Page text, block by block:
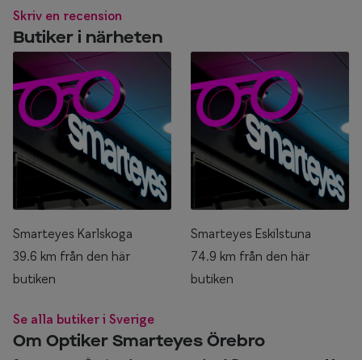
Skriv en recension
Butiker i närheten
Smarteyes Karlskoga
39.6 km från den här
butiken
Smarteyes Eskilstuna
74.9 km från den här
butiken
Se alla butiker i Sverige
Om Optiker Smarteyes Örebro